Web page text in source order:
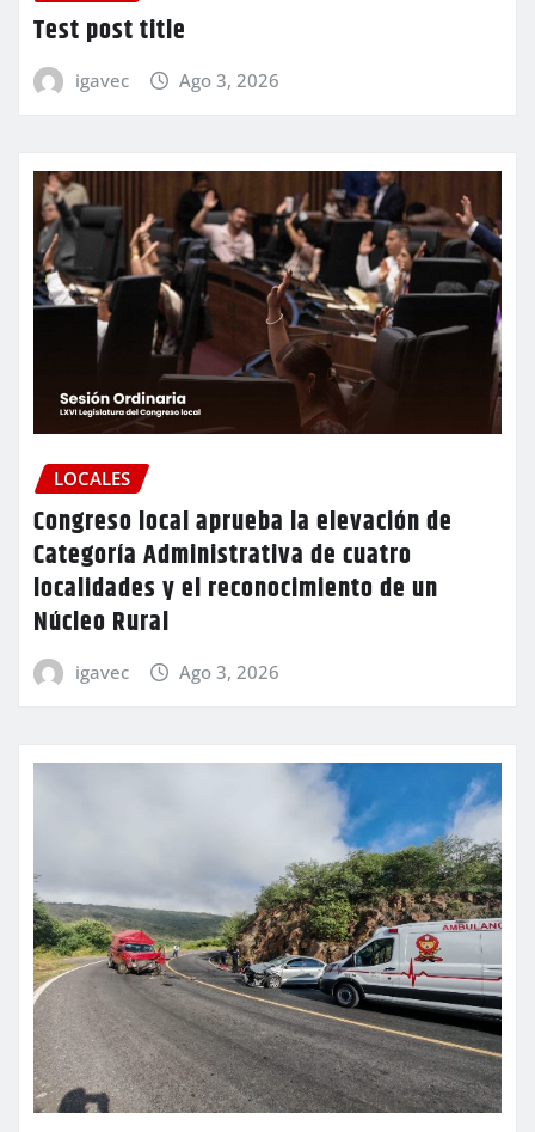
Test post title
igavec Ago 3, 2026
LOCALES
Congreso local aprueba la elevación de
Categoría Administrativa de cuatro
localidades y el reconocimiento de un
Núcleo Rural
igavec Ago 3, 2026